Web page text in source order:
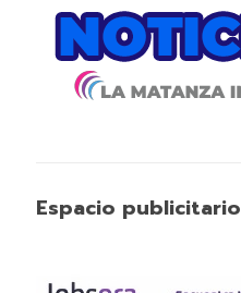
Espacio publicitario